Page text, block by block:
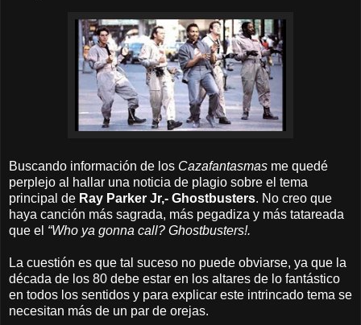
Buscando información de los Cazafantasmas me quedé
perplejo al hallar una noticia de plagio sobre el tema
principal de Ray Parker Jr,- Ghostbusters. No creo que
haya canción más sagrada, más pegadiza y más tatareada
que el “Who ya gonna call? Ghostbusters!.
La cuestión es que tal suceso no puede obviarse, ya que la
década de los 80 debe estar en los altares de lo fantástico
en todos los sentidos y para explicar este intrincado tema se
necesitan más de un par de orejas.